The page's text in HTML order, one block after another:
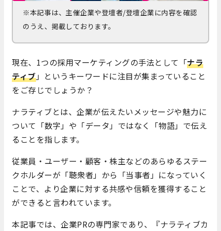
※本記事は、主催企業や登壇者/登壇企業に内容を確認
のうえ、掲載しております。
現在、1つの採用マーケティングの手法として「ナラ
ティブ」というキーワードに注目が集まっていること
をご存じでしょうか？
ナラティブとは、企業が伝えたいメッセージや魅力に
ついて「数字」や「データ」ではなく「物語」で伝え
ることを指します。
従業員・ユーザー・顧客・株主などのあらゆるステー
クホルダーが「聴衆者」から「当事者」になっていく
ことで、より企業に対する共感や信頼を獲得すること
ができると言われています。
本記事では、企業PRの専門家であり、『ナラティブカ